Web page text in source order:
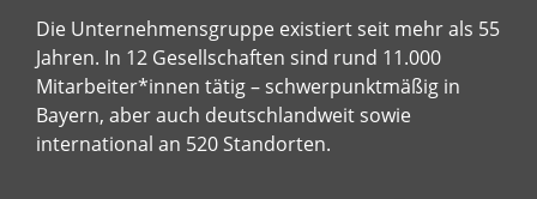
Die Unternehmensgruppe existiert seit mehr als 55
Jahren. In 12 Gesellschaften sind rund 11.000
Mitarbeiter*innen tätig – schwerpunktmäßig in
Bayern, aber auch deutschlandweit sowie
international an 520 Standorten.